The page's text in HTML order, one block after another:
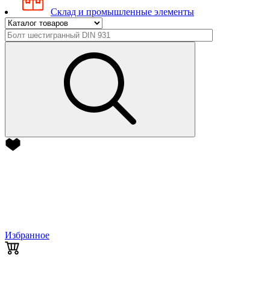
Склад и промышленные элементы
Избранное